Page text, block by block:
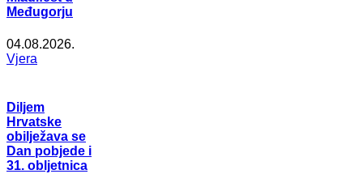
Međugorju
04.08.2026.
Vjera
Diljem
Hrvatske
obilježava se
Dan pobjede i
31. obljetnica